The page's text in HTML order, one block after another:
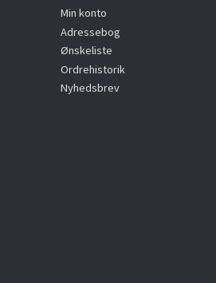
Min konto
Adressebog
Ønskeliste
Ordrehistorik
Nyhedsbrev